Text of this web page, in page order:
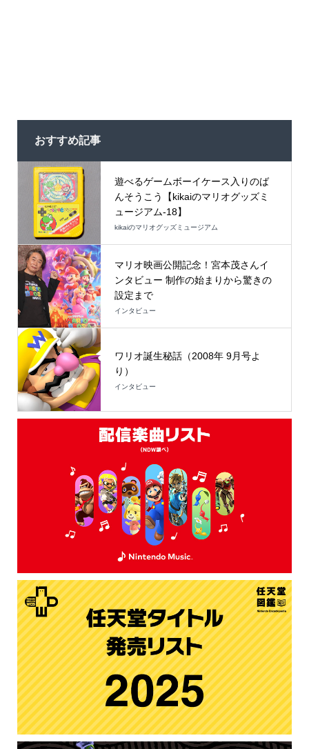
おすすめ記事
遊べるゲームボーイケース入りのば
んそうこう【kikaiのマリオグッズミ
ュージアム-18】
kikaiのマリオグッズミュージアム
マリオ映画公開記念！宮本茂さんイ
ンタビュー 制作の始まりから驚きの
設定まで
インタビュー
ワリオ誕生秘話（2008年 9月号よ
り）
インタビュー